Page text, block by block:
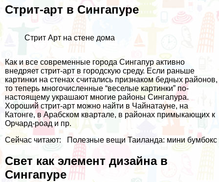
Стрит-арт в Сингапуре
Стрит Арт на стене дома
Как и все современные города Сингапур активно
внедряет стрит-арт в городскую среду. Если раньше
картинки на стенах считались признаком бедных районов,
то теперь многочисленные “веселые картинки” по-
настоящему украшают многие районы Сингапура.
Хороший стрит-арт можно найти в Чайнатауне, на
Катонге, в Арабском квартале, в районах примыкающих к
Орчард-роад и пр.
Сейчас читают:
Полезные вещи Таиланда: мини бумбокс
Свет как элемент дизайна в
Сингапуре